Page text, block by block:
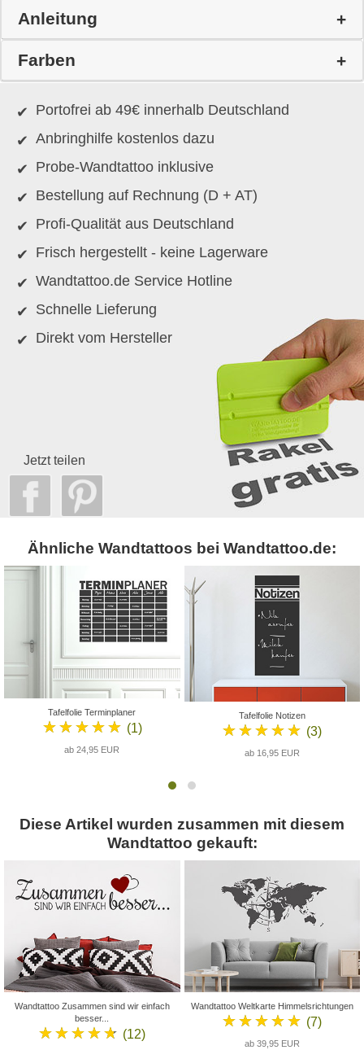
Anleitung
Farben
Portofrei ab 49€ innerhalb Deutschland
Anbringhilfe kostenlos dazu
Probe-Wandtattoo inklusive
Bestellung auf Rechnung (D + AT)
Profi-Qualität aus Deutschland
Frisch hergestellt - keine Lagerware
Wandtattoo.de Service Hotline
Schnelle Lieferung
Direkt vom Hersteller
Jetzt teilen
Ähnliche Wandtattoos bei Wandtattoo.de:
Tafelfolie Terminplaner
★★★★★ (1)
ab 24,95 EUR
Tafelfolie Notizen
★★★★★ (3)
ab 16,95 EUR
Diese Artikel wurden zusammen mit diesem
Wandtattoo gekauft:
Wandtattoo Zusammen sind wir einfach
besser...
★★★★★ (12)
Wandtattoo Weltkarte Himmelsrichtungen
★★★★★ (7)
ab 39,95 EUR